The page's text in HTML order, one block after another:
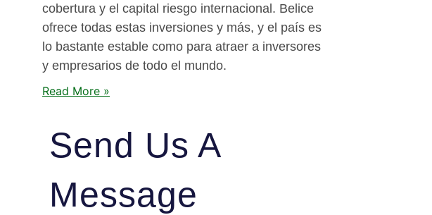
cobertura y el capital riesgo internacional. Belice
ofrece todas estas inversiones y más, y el país es
lo bastante estable como para atraer a inversores
y empresarios de todo el mundo.
Read More »
Send Us A
Message